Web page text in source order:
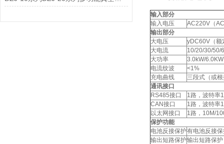
输入部分
输入电压
AC220V（
输出部分
大电压
yDC60V（额
大电流
10/20/30/50/
大功率
3.0kW/6.0KW
电流纹波
<1%
充电曲线
三段式（或
通讯接口
RS485接口
1路，波特率
CAN接口
1路，波特率
以太网接口
1路，10M/
保护功能
电池反接保护有电池反接
输出短路保护输出短路保